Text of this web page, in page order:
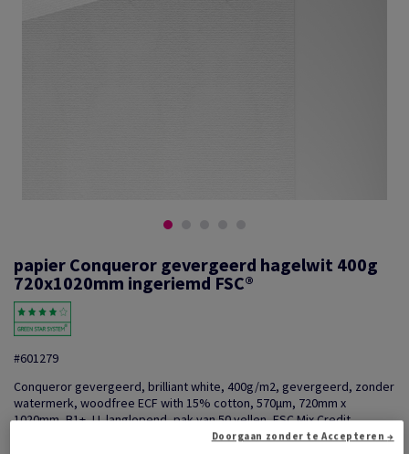
papier Conqueror gevergeerd hagelwit 400g
720x1020mm ingeriemd FSC®
#601279
Conqueror gevergeerd, brilliant white, 400g/m2, gevergeerd, zonder
watermerk, woodfree ECF with 15% cotton, 570µm, 720mm x
1020mm, B1+, LL langlopend, pak van 50 vellen, FSC Mix Credit
Delen via e-mail
Doorgaan zonder te Accepteren →